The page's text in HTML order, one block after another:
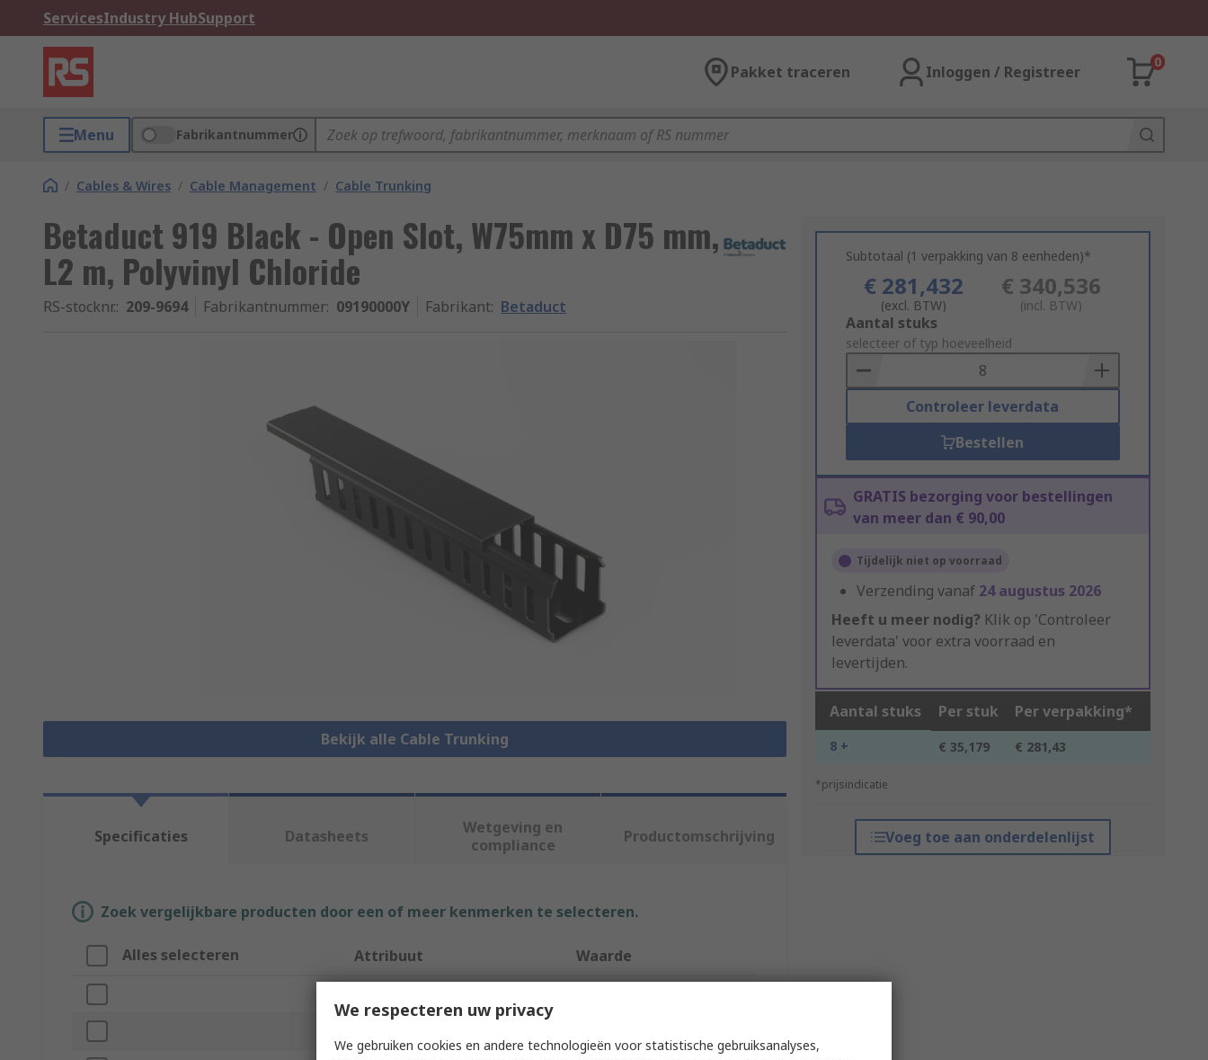
ServicesIndustry HubSupport
Pakket traceren Inloggen / Registreer
0
Menu Fabrikantnummer
/ Cables & Wires / Cable Management / Cable Trunking
Betaduct 919 Black - Open Slot, W75mm x D75 mm,
L2 m, Polyvinyl Chloride
RS-stocknr.: 209-9694 Fabrikantnummer: 09190000Y Fabrikant: Betaduct
Bekijk alle Cable Trunking
Subtotaal (1 verpakking van 8 eenheden)*
€ 281,432
(excl. BTW)
€ 340,536
(incl. BTW)
Add
to
Basket
Aantal stuks
selecteer of typ hoeveelheid
Controleer leverdata
Bestellen
GRATIS bezorging voor bestellingen
van meer dan € 90,00
Tijdelijk niet op voorraad
Verzending vanaf 24 augustus 2026
Heeft u meer nodig? Klik op 'Controleer
leverdata' voor extra voorraad en
levertijden.
Aantal stuks Per stuk Per verpakking*
8 + € 35,179 € 281,43
*prijsindicatie
Voeg toe aan onderdelenlijst
Specificaties Datasheets
Wetgeving en
compliance
Productomschrijving
Zoek vergelijkbare producten door een of meer kenmerken te selecteren.
Alles selecteren Attribuut Waarde
We respecteren uw privacy
We gebruiken cookies en andere technologieën voor statistische gebruiksanalyses,